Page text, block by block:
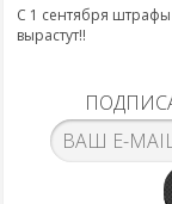
С 1 сентября
вырастут!!